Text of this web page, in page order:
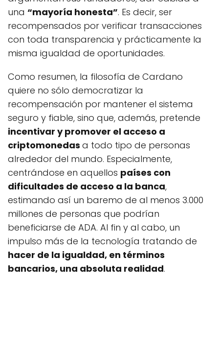
una “mayoría honesta”. Es decir, ser
recompensados por verificar transacciones
con toda transparencia y prácticamente la
misma igualdad de oportunidades.
Como resumen, la filosofía de Cardano
quiere no sólo democratizar la
recompensación por mantener el sistema
seguro y fiable, sino que, además, pretende
incentivar y promover el acceso a
criptomonedas a todo tipo de personas
alrededor del mundo. Especialmente,
centrándose en aquellos países con
dificultades de acceso a la banca,
estimando así un baremo de al menos 3.000
millones de personas que podrían
beneficiarse de ADA. Al fin y al cabo, un
impulso más de la tecnología tratando de
hacer de la igualdad, en términos
bancarios, una absoluta realidad.